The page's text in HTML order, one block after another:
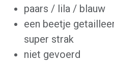
paars / lila / blauw
een beetje
super strak
niet gevoerd